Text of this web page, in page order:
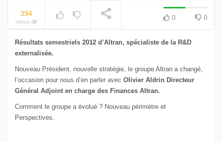
394
Views
0 0
Résultats semestriels 2012 d’Altran, spécialiste de la R&D
externalisée.
Nouveau Président, nouvelle stratégie, le groupe Altran a changé,
l’occasion pour nous d’en parler avec Olivier Aldrin Directeur
Général Adjoint en charge des Finances Altran.
Comment le groupe a évolué ? Nouveau périmètre et
Perspectives.